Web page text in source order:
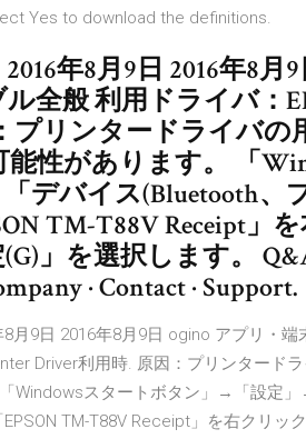
Yes to download the definitions.
2016年8月9日 2016年8
全般 利用ドライバ：
プリンタードライバ
性があります。 「
デバイス(Bluetooth、
TM-T88V Receipt」
」を選択します。 Q&A
· Contact · Support.
月9日 2016年8月9日 ogino アプリ・
Driver利用時. 原因：プリンタード
Windowsスタートボタン」→「設定
TM-T88V Receipt」を右クリッ